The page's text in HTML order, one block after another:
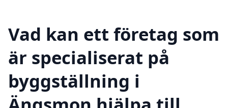
Vad kan ett företag som
är specialiserat på
byggställning i